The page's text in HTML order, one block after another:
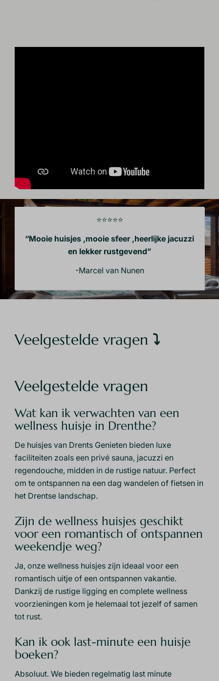
⭐⭐⭐⭐⭐
“Mooie huisjes ,mooie sfeer ,heerlijke jacuzzi
en lekker rustgevend”
-Marcel van Nunen
Veelgestelde vragen ⤵
Veelgestelde vragen
Wat kan ik verwachten van een
wellness huisje in Drenthe?
De huisjes van Drents Genieten bieden luxe
faciliteiten zoals een privé sauna, jacuzzi en
regendouche, midden in de rustige natuur. Perfect
om te ontspannen na een dag wandelen of fietsen in
het Drentse landschap.
Zijn de wellness huisjes geschikt
voor een romantisch of ontspannen
weekendje weg?
Ja, onze wellness huisjes zijn ideaal voor een
romantisch uitje of een ontspannen vakantie.
Dankzij de rustige ligging en complete wellness
voorzieningen kom je helemaal tot jezelf of samen
tot rust.
Kan ik ook last-minute een huisje
boeken?
Absoluut. We bieden regelmatig last minute